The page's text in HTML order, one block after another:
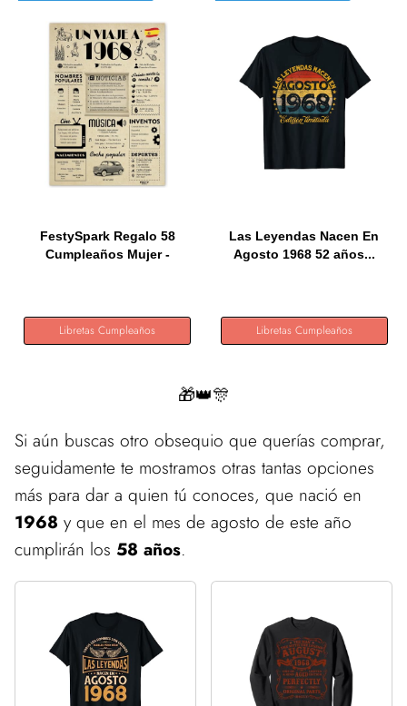
FestySpark Regalo 58
Cumpleaños Mujer -
Libretas Cumpleaños
Las Leyendas Nacen En
Agosto 1968 52 años...
Libretas Cumpleaños
🎁👑🎊
Si aún buscas otro obsequio que querías comprar,
seguidamente te mostramos otras tantas opciones
más para dar a quien tú conoces, que nació en
1968 y que en el mes de agosto de este año
cumplirán los 58 años.